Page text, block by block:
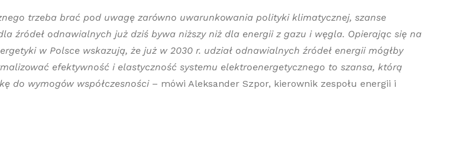
trzeba brać pod uwagę zarówno uwarunkowania polityki klimatycznej, szanse
źródeł odnawialnych już dziś bywa niższy niż dla energii z gazu i węgla. Opierając się na
w Polsce wskazują, żejuż w 2030 r. udział odnawialnych źródeł energii mógłby
efektywność i elastyczność systemu elektroenergetycznego to szansa, którą
do wymogów współczesności – mówi Aleksander Szpor, kierownik zespołu energii i